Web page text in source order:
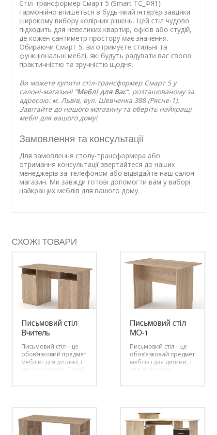
Стіл-трансформер Смарт 5 (Smart ТС_ФЯ1)
гармонійно впишеться в будь-який інтер’єр завдяки
широкому вибору колірних рішень. Цей стіл чудово
підходить для невеликих квартир, офісів або студій,
де кожен сантиметр простору має значення.
Обираючи Смарт 5, ви отримуєте стильні та
функціональні меблі, які будуть радувати вас своєю
практичністю та зручністю щодня.
Ви можете купити стіл-трансформер Смарт 5 у
салоні-магазині “Меблі для Вас“, розташованому за
адресою: м. Львів, вул. Шевченка 388 (Рясне-1).
Завітайте до нашого магазину та оберіть найкращі
меблі для вашого дому!
Замовлення та консультації
Для замовлення столу-трансформера або
отримання консультації звертайтеся до наших
менеджерів за телефоном або відвідайте наш салон-
магазин. Ми завжди готові допомогти вам у виборі
найкращих меблів для вашого дому.
СХОЖІ ТОВАРИ
Письмовий стіл
Вчитель
Письмовий стіл – це
обов’язковий предмет
меблів і для дитини, і
для дорослого. Такий
розвитку моторики.
Школяр користується
письмовим столом
Письмовий стіл
МО-1
Письмовий стіл – це
обов’язковий предмет
меблів і для дитини, і
для дорослого.
та інших занять з
розвитку моторики.
Школяр користується